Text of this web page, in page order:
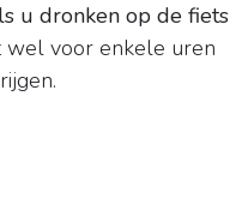
u dronken op de fiets
wel voor enkele uren